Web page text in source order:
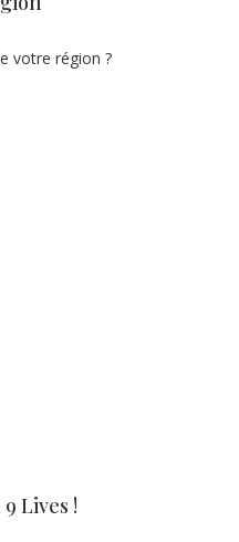
votre région ?
Lives !